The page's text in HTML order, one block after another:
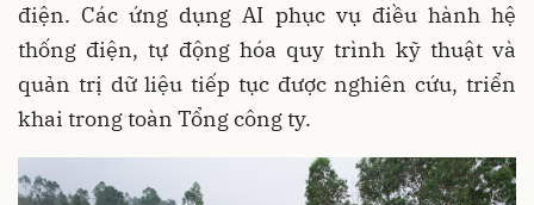
điện. Các ứng dụng AI phục vụ điều hành hệ
thống điện, tự động hóa quy trình kỹ thuật và
quản trị dữ liệu tiếp tục được nghiên cứu, triển
khai trong toàn Tổng công ty.